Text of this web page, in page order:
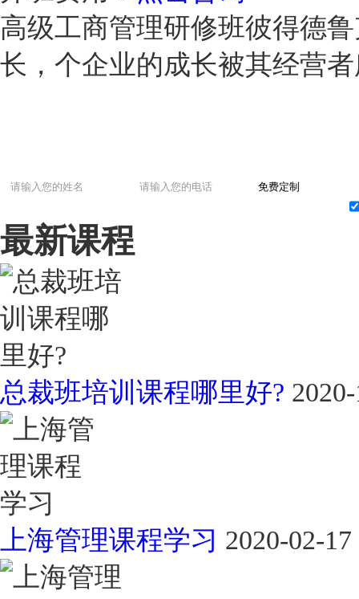
高级工商管理研修班彼得德
长，个企业的成长被其经营
最新课程
总裁班培训课程哪里好?
上海管理课程学习 2020-02-17